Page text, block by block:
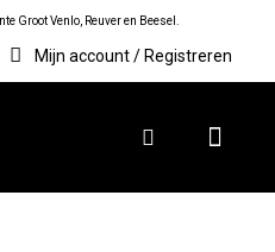
Groot Venlo, Reuver en Beesel.
Mijn account / Registreren